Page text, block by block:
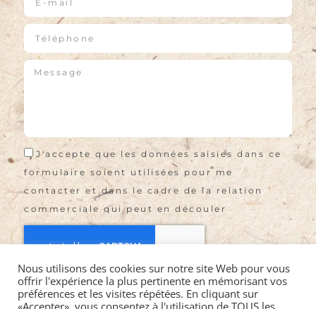
J'accepte que les données saisies dans ce
formulaire soient utilisées pour me
contacter et dans le cadre de la relation
commerciale qui peut en découler
Envoyer
Nous utilisons des cookies sur notre site Web pour vous
offrir l'expérience la plus pertinente en mémorisant vos
préférences et les visites répétées. En cliquant sur
«Accepter», vous consentez à l'utilisation de TOUS les